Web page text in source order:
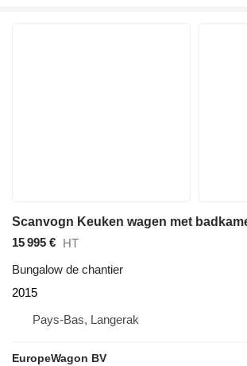
Scanvogn Keuken wagen met
15 995 € HT
Bungalow de chantier
2015
Pays-Bas, Langerak
EuropeWagon BV